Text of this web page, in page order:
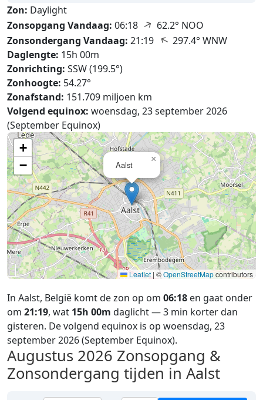
Zon: Daylight
Zonsopgang Vandaag: 06:18 ↑ 62.2° NOO
Zonsondergang Vandaag: 21:19 ↑297.4° WNW
Daglengte: 15h 00m
Zonrichting: SSW (199.5°)
Zonhoogte: 54.27°
Zonafstand: 151.709 miljoen km
Volgend equinox: woensdag, 23 september 2026
(September Equinox)
Aalst
×
+
−
Leaflet | ©OpenStreetMapcontributors
In Aalst, België komt de zon op om 06:18 en gaat onder
om 21:19, wat 15h 00m daglicht — 3 min korter dan
gisteren. De volgend equinox is op woensdag, 23
september 2026 (September Equinox).
Augustus 2026 Zonsopgang &
Zonsondergang tijden in Aalst